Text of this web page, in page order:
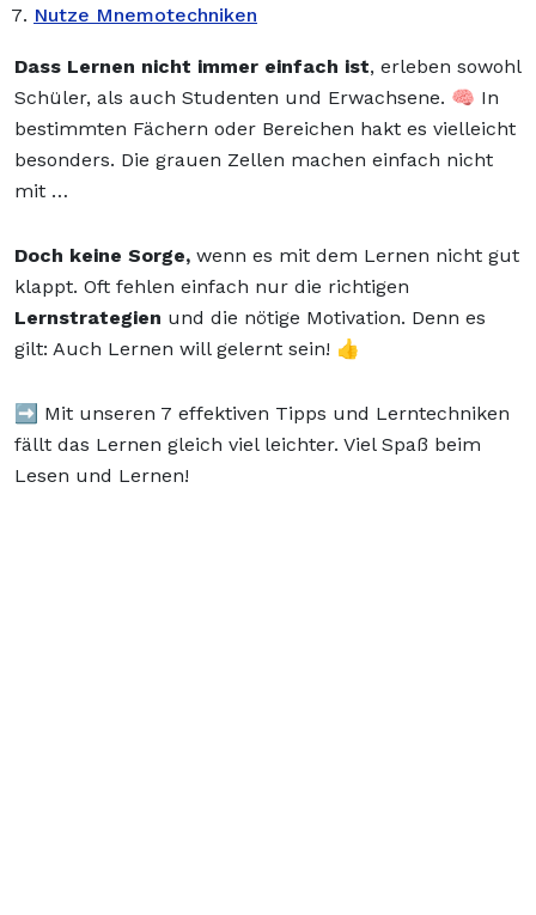
Nutze Mnemotechniken
Dass Lernen nicht immer einfach ist, erleben sowohl
Schüler, als auch Studenten und Erwachsene. 🧠 In
bestimmten Fächern oder Bereichen hakt es vielleicht
besonders. Die grauen Zellen machen einfach nicht
mit …
Doch keine Sorge, wenn es mit dem Lernen nicht gut
klappt. Oft fehlen einfach nur die richtigen
Lernstrategien und die nötige Motivation. Denn es
gilt: Auch Lernen will gelernt sein! 👍
➡️ Mit unseren 7 effektiven Tipps und Lerntechniken
fällt das Lernen gleich viel leichter. Viel Spaß beim
Lesen und Lernen!